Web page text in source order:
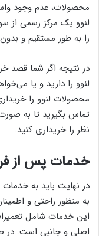
محصولات، عدم وجود
لنوو یک مرکز رسمی
را به طور مستقیم و
در نتیجه اگر شما قصد
لنوو را دارید و یا
محصولات لنوو را
تماس بگیرید تا به
نظر را خریداری کنید.
خدمات پس از
در نهایت باید به
به منظور راحتی و
این خدمات شامل
اصلی و جانبی است. در